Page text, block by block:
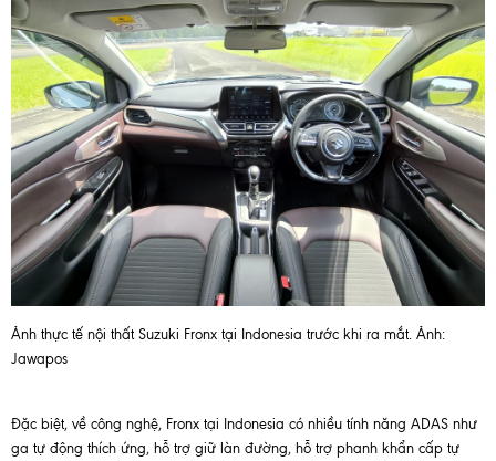
Ảnh thực tế nội thất Suzuki Fronx tại Indonesia trước khi ra mắt. Ảnh:
Jawapos
Đặc biệt, về công nghệ, Fronx tại Indonesia có nhiều tính năng ADAS như
ga tự động thích ứng, hỗ trợ giữ làn đường, hỗ trợ phanh khẩn cấp tự